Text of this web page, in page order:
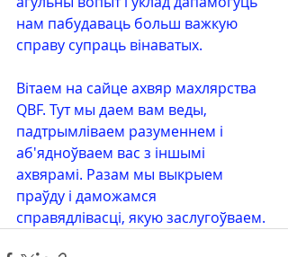
нам пабудаваць больш важкую
справу супраць вінаватых.
Вітаем на сайце ахвяр махлярства
QBF. Тут мы даем вам веды,
падтрымліваем разуменнем і
аб'ядноўваем вас з іншымі
ахвярамі. Разам мы выкрыем
праўду і даможамся
справядлівасці, якую заслугоўваем.